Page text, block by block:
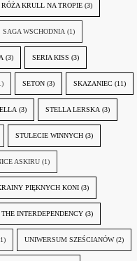
RÓŻA KRULL NA TROPIE (3)
SAGA WSCHODNIA (1)
(3) SERIA KISS (3)
SETON (3) SKAZANIEC (11)
(3) STELLA LERSKA (3)
STULECIE WINNYCH (3)
ASKIRU (1)
PIĘKNYCH KONI (3)
THE INTERDEPENDENCY (3)
UNIWERSUM SZEŚCIANÓW (2)